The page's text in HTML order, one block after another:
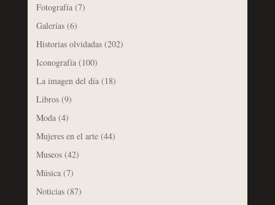
Fotografía(7)
Galerías(6)
Historias olvidadas(202)
Iconografía(100)
La imagen del día(18)
Libros(9)
Moda(4)
Mujeres en el arte(44)
Museos(42)
Música(7)
Noticias(87)